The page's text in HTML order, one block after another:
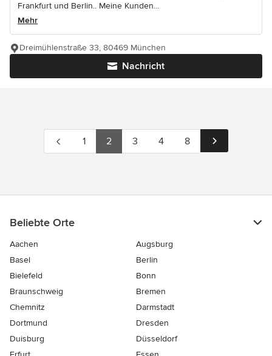
Frankfurt und Berlin.. Meine Kunden...
Mehr
Nachricht
Dreimühlenstraße 33, 80469 München
1 2 3 4 8
Beliebte Orte
Aachen
Augsburg
Basel
Berlin
Bielefeld
Bonn
Braunschweig
Bremen
Chemnitz
Darmstadt
Dortmund
Dresden
Duisburg
Düsseldorf